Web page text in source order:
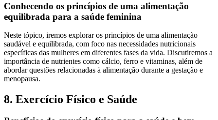
Conhecendo os princípios de uma alimentação
equilibrada para a saúde feminina
Neste tópico, iremos explorar os princípios de uma alimentação
saudável e equilibrada, com foco nas necessidades nutricionais
específicas das mulheres em diferentes fases da vida. Discutiremos a
importância de nutrientes como cálcio, ferro e vitaminas, além de
abordar questões relacionadas à alimentação durante a gestação e
menopausa.
8. Exercício Físico e Saúde